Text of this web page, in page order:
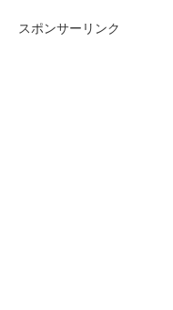
スポンサーリンク